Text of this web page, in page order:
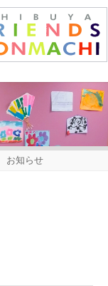
知らせ